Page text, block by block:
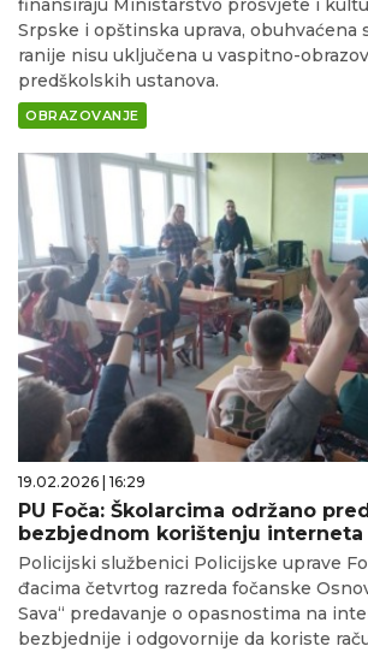
finansiraju Ministarstvo prosvjete i
Srpske i opštinska uprava, obuhvaćena
ranije nisu uključena u vaspitno-
predškolskih ustanova.
OBRAZOVANJE
19.02.2026 | 16:29
PU Foča: Školarcima održano
bezbjednom korištenju interneta
Policijski službenici Policijske uprave
đacima četvrtog razreda fočanske
Sava“ predavanje o opasnostima na
bezbjednije i odgovornije da koriste